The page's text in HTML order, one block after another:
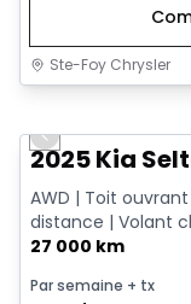
Ste-Foy Chrysler
Previous slide
2025 Kia
AWD | Toit
distance | Volant
27 000 km
Par semaine + tx